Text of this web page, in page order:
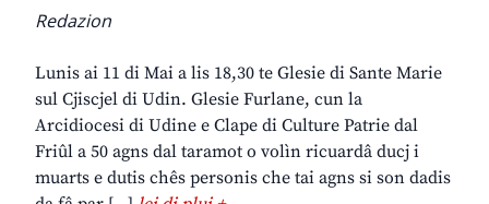
Redazion
Lunis ai 11 di Mai a lis 18,30 te Glesie di Sante Marie
sul Cjiscjel di Udin. Glesie Furlane, cun la
Arcidiocesi di Udine e Clape di Culture Patrie dal
Friûl a 50 agns dal taramot o volìn ricuardâ ducj i
muarts e dutis chês personis che tai agns si son dadis